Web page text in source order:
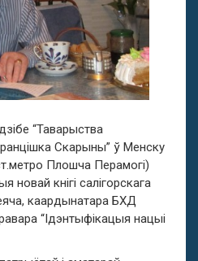
“Таварыства
Скарыны” ў Менску
Плошча Перамогі)
новай кнігі салігорскага
каардынатара БХД
“Ідэнтыфікацыя нацыі